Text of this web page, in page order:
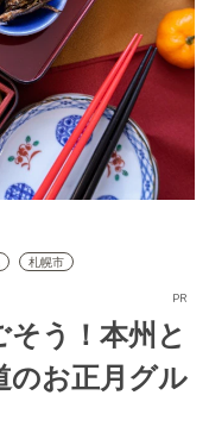
札幌市
PR
う！本州と
のお正月グル